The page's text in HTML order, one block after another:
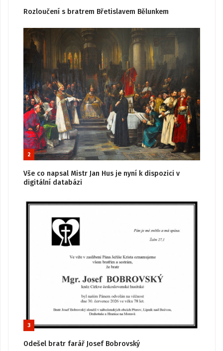
Rozloučení s bratrem Břetislavem Bělunkem
2
Vše co napsal Mistr Jan Hus je nyní k dispozici v
digitální databázi
3
Odešel bratr farář Josef Bobrovský